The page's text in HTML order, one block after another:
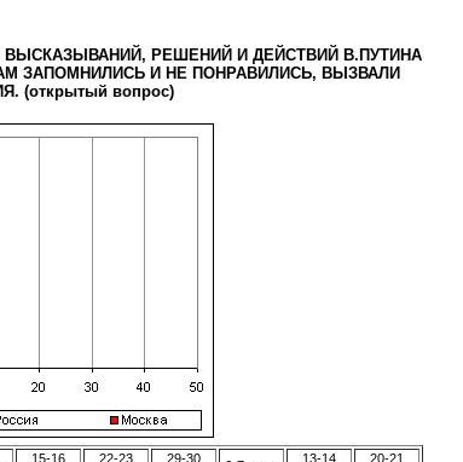
РЕШЕНИЙ И ДЕЙСТВИЙ В.ПУТИНА
ЗАПОМНИЛИСЬ И НЕ ПОНРАВИЛИСЬ, ВЫЗВАЛИ
(открытый вопрос)
15-16
22-23
29-30
13-14
20-21